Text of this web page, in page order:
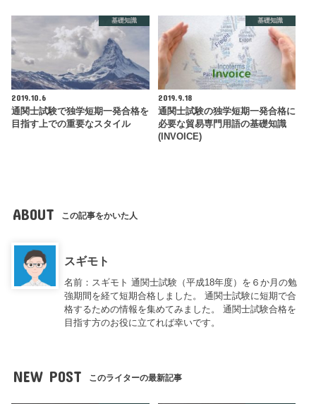
基礎知識
2019.10.6
通関士試験で独学短期一発合格を
目指す上での重要なスタイル
基礎知識
2019.9.18
通関士試験の独学短期一発合格に
必要な貿易専門用語の基礎知識
(INVOICE)
ABOUT この記事をかいた人
スギモト
名前：スギモト 通関士試験（平成18年度）を６か月の勉
強期間を経て短期合格しました。 通関士試験に短期で合
格するための情報を集めてみました。 通関士試験合格を
目指す方のお役に立てれば幸いです。
NEW POST このライターの最新記事